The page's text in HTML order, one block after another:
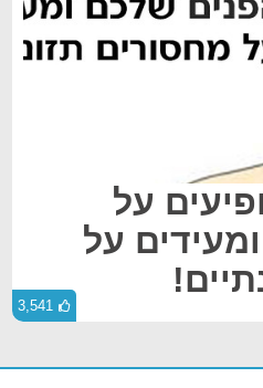
על
על
3,541